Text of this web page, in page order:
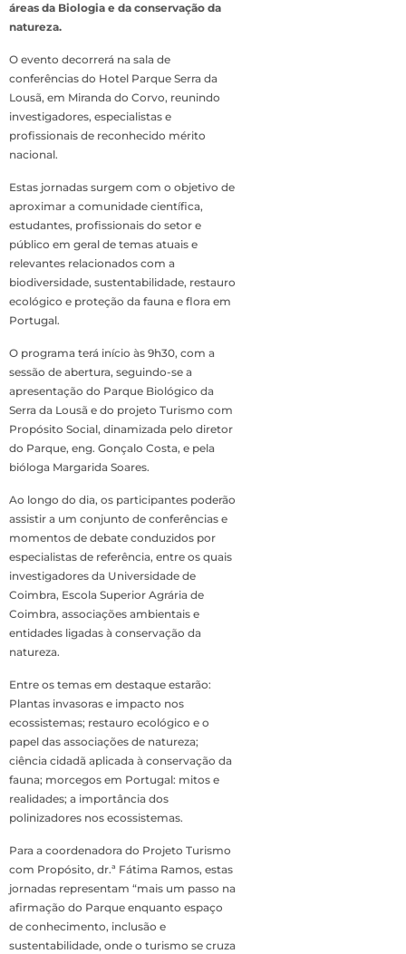
áreas da Biologia e da conservação da
natureza.
O evento decorrerá na sala de
conferências do Hotel Parque Serra da
Lousã, em Miranda do Corvo, reunindo
investigadores, especialistas e
profissionais de reconhecido mérito
nacional.
Estas jornadas surgem com o objetivo de
aproximar a comunidade científica,
estudantes, profissionais do setor e
público em geral de temas atuais e
relevantes relacionados com a
biodiversidade, sustentabilidade, restauro
ecológico e proteção da fauna e flora em
Portugal.
O programa terá início às 9h30, com a
sessão de abertura, seguindo-se a
apresentação do Parque Biológico da
Serra da Lousã e do projeto Turismo com
Propósito Social, dinamizada pelo diretor
do Parque, eng. Gonçalo Costa, e pela
bióloga Margarida Soares.
Ao longo do dia, os participantes poderão
assistir a um conjunto de conferências e
momentos de debate conduzidos por
especialistas de referência, entre os quais
investigadores da Universidade de
Coimbra, Escola Superior Agrária de
Coimbra, associações ambientais e
entidades ligadas à conservação da
natureza.
Entre os temas em destaque estarão:
Plantas invasoras e impacto nos
ecossistemas; restauro ecológico e o
papel das associações de natureza;
ciência cidadã aplicada à conservação da
fauna; morcegos em Portugal: mitos e
realidades; a importância dos
polinizadores nos ecossistemas.
Para a coordenadora do Projeto Turismo
com Propósito, dr.ª Fátima Ramos, estas
jornadas representam “mais um passo na
afirmação do Parque enquanto espaço
de conhecimento, inclusão e
sustentabilidade, onde o turismo se cruza